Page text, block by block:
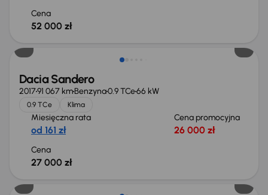
Cena
52 000 zł
Dacia Sandero
201791 067 kmBenzyna0.9 TCe66 kW
0.9 TCe Klima
Miesięczna rata
od 161 zł
Cena promocyjna
26 000 zł
Cena
27 000 zł